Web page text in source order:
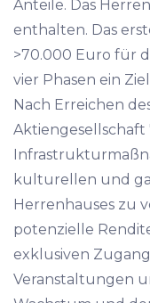
Anteile. Das
enthalten. Das
>70.000 Euro für
vier Phasen ein
Nach Erreichen
kulturellen und
Herrenhauses zu
potenzielle
exklusiven
Veranstaltungen